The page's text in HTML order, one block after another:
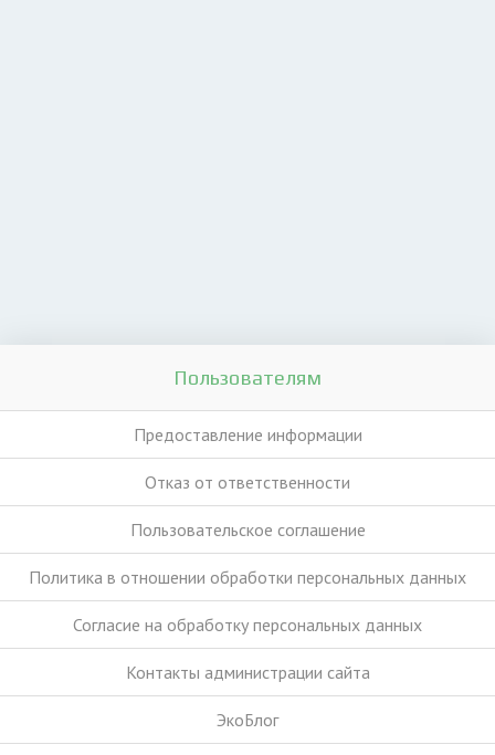
Пользователям
Предоставление информации
Отказ от ответственности
Пользовательское соглашение
Политика в отношении обработки персональных данных
Согласие на обработку персональных данных
Контакты администрации сайта
ЭкоБлог